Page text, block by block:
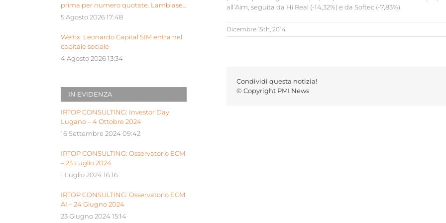
all’Aim, seguita da Hi Real (-14,32%) e da Softec (-7,83%).
Dicembre 15th, 2014
Condividi questa notizia!
© Copyright PMI News
prima per numero quotate. Lambiase:
“Milano piattaforma europea Siu”
5 Agosto 2026 17:48
Weltix: Leonardo Capital SIM entra nel
capitale sociale
4 Agosto 2026 13:34
IN EVIDENZA
IRTOP CONSULTING: Investor Day
Lugano – 4 Ottobre 2024
16 Settembre 2024 09:42
IRTOP CONSULTING: Osservatorio ECM
– 23 Luglio 2024
1 Luglio 2024 16:16
IRTOP CONSULTING: Osservatorio ECM
AI – 24 Giugno 2024
23 Giugno 2024 15:14